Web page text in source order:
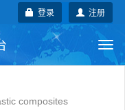
注册
登录
composites